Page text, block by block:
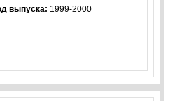
выпуска: 1999-2000